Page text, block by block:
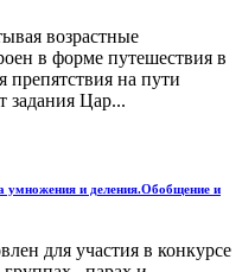
возрастные
в форме путешествия в
на пути
задания Цар...
умножения и деления.Обобщение и
для участия в конкурсе